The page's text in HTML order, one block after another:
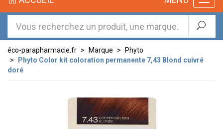
parapharmacie.fr
éco-parapharmacie.fr Marque
Phyto
Phyto Color kit coloration permanente 7,43 Blond cuivré
doré